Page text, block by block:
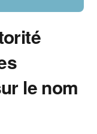
le nom